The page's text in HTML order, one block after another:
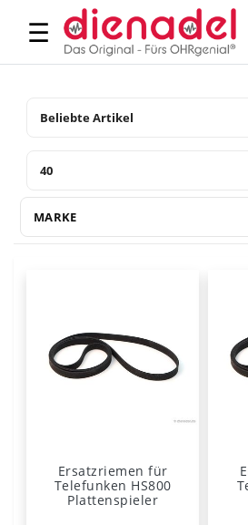
☰
MARKE
Ersatzriemen für
Telefunken HS800
Plattenspieler